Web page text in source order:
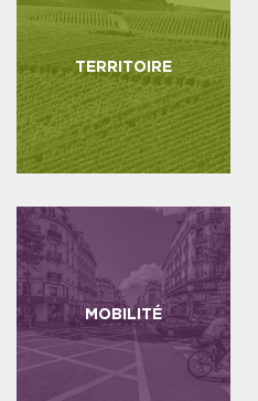
TERRITOIRE
MOBILITÉ